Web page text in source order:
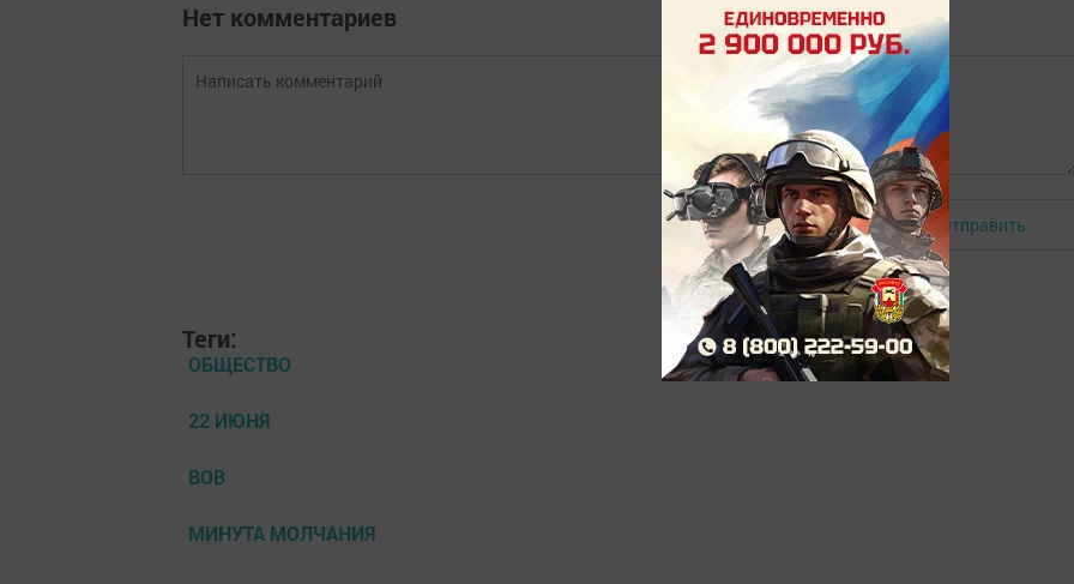
Нет комментариев
Авторизоваться Отправить
Теги:
ОБЩЕСТВО
22 ИЮНЯ
ВОВ
МИНУТА МОЛЧАНИЯ